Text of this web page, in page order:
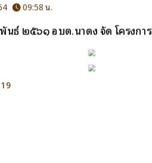
09:58 น.
ธ์ ๒๕๖๑ อบต.นาดง จัด โครงกา